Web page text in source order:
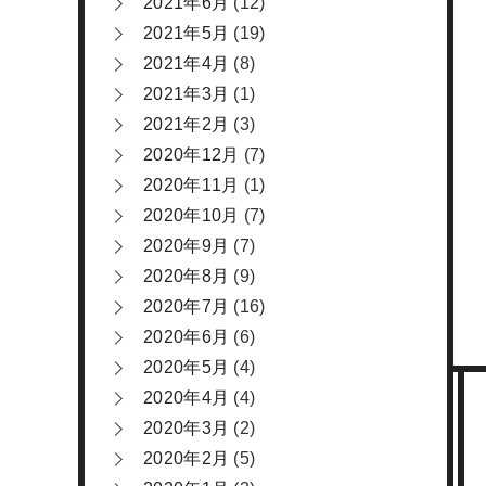
2021年5月 (19)
2021年4月 (8)
2021年3月 (1)
2021年2月 (3)
2020年12月 (7)
2020年11月 (1)
2020年10月 (7)
2020年9月 (7)
2020年8月 (9)
2020年7月 (16)
2020年6月 (6)
2020年5月 (4)
2020年4月 (4)
2020年3月 (2)
2020年2月 (5)